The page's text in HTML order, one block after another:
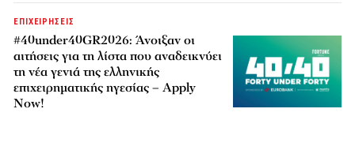
ΕΠΙΧΕΙΡΗΣΕΙΣ
#40under40GR2026: Άνοιξαν οι
αιτήσεις για τη λίστα που αναδεικνύει
τη νέα γενιά της ελληνικής
επιχειρηματικής ηγεσίας – Apply
Now!